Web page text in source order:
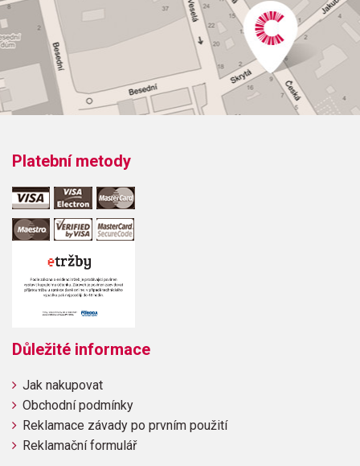
Platební metody
Důležité informace
Jak nakupovat
Obchodní podmínky
Reklamace závady po prvním použití
Reklamační formulář